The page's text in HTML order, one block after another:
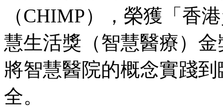
（CHIMP），榮獲「香
慧生活獎（智慧醫療）
將智慧醫院的概念實踐
全。